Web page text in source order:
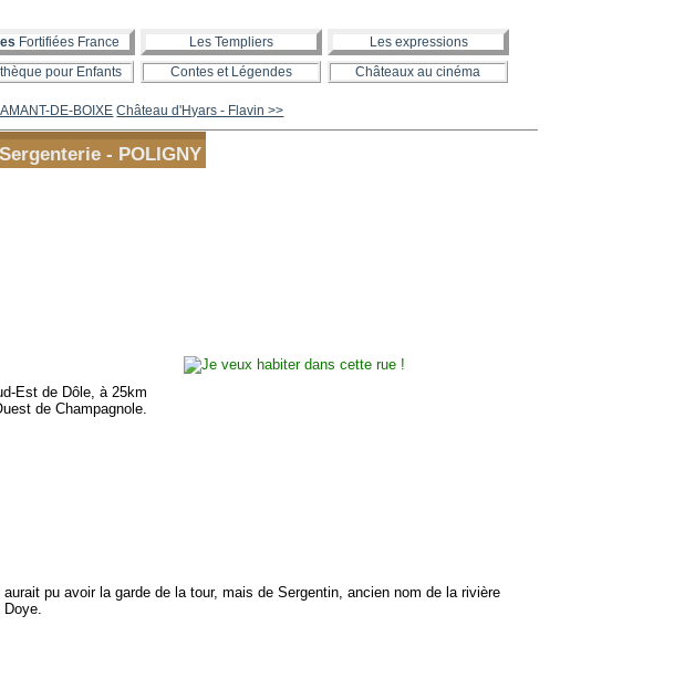
Fortifiées France Les Templiers
Les expressions
pour Enfants Contes et Légendes Châteaux au cinéma
DE-BOIXE Château d'Hyars - Flavin >>
- POLIGNY
Est de Dôle, à 25km
de Champagnole.
pu avoir la garde de la tour, mais de Sergentin, ancien nom de la rivière